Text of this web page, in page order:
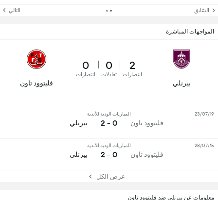
السّابق التالي
المواجهات المباشرة
بيرنلي
2
انتصارات
0
تعادلات
0
انتصارات
فليتوود تاون
فليتوود تاون
المباريات الودية للأندية
0 - 2 بيرنلي
23/07/19
فليتوود تاون
المباريات الودية للأندية
0 - 2 بيرنلي
28/07/15
عرض الكل
معلومات عن بيرنلي ضد فليتوود تاون